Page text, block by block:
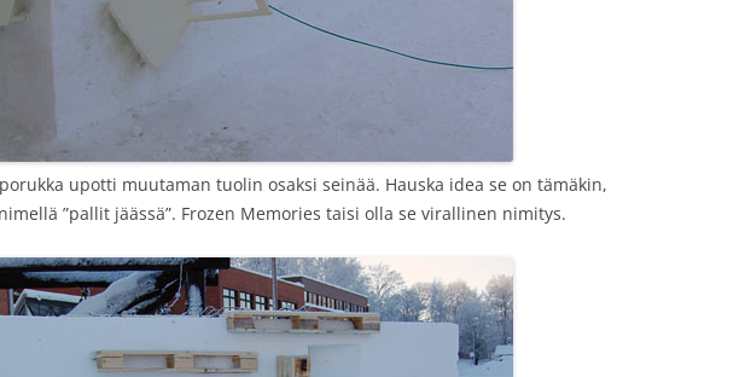
upotti muutaman tuolin osaksi seinää. Hauska idea se on tämäkin,
”pallit jäässä”. Frozen Memories taisi olla se virallinen nimitys.